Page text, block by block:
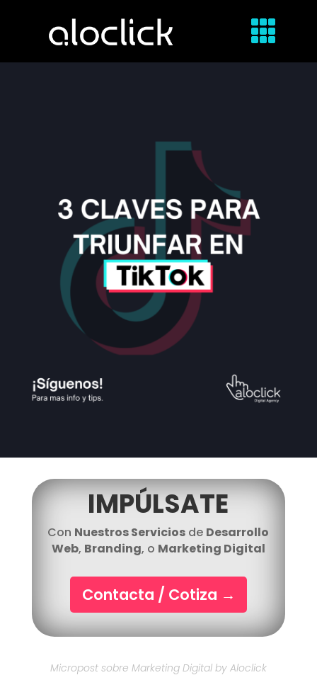
IMPÚLSATE
Con Nuestros Servicios de Desarrollo
Web, Branding, o Marketing Digital
Contacta / Cotiza →
Micropost sobre Marketing Digital by Aloclick